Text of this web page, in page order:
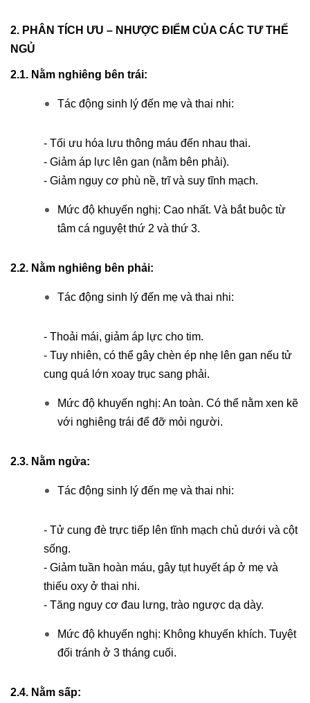
2. PHÂN TÍCH ƯU – NHƯỢC ĐIỂM CỦA CÁC TƯ THẾ
NGỦ
2.1. Nằm nghiêng bên trái:
Tác động sinh lý đến mẹ và thai nhi:
- Tối ưu hóa lưu thông máu đến nhau thai.
- Giảm áp lực lên gan (nằm bên phải).
- Giảm nguy cơ phù nề, trĩ và suy tĩnh mạch.
Mức độ khuyến nghị: Cao nhất. Và bắt buộc từ
tâm cá nguyệt thứ 2 và thứ 3.
2.2. Nằm nghiêng bên phải:
Tác động sinh lý đến mẹ và thai nhi:
- Thoải mái, giảm áp lực cho tim.
- Tuy nhiên, có thể gây chèn ép nhẹ lên gan nếu tử
cung quá lớn xoay trục sang phải.
Mức độ khuyến nghị: An toàn. Có thể nằm xen kẽ
với nghiêng trái để đỡ mỏi người.
2.3. Nằm ngửa:
Tác động sinh lý đến mẹ và thai nhi:
- Tử cung đè trực tiếp lên tĩnh mạch chủ dưới và cột
sống.
- Giảm tuần hoàn máu, gây tụt huyết áp ở mẹ và
thiếu oxy ở thai nhi.
- Tăng nguy cơ đau lưng, trào ngược dạ dày.
Mức độ khuyến nghị: Không khuyến khích. Tuyệt
đối tránh ở 3 tháng cuối.
2.4. Nằm sấp: